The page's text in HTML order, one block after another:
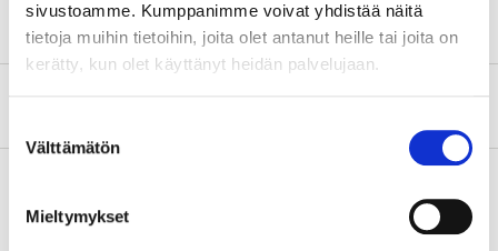
sivustoamme. Kumppanimme voivat yhdistää näitä
tietoja muihin tietoihin, joita olet antanut heille tai joita on
kerätty, kun olet käyttänyt heidän palvelujaan.
valinta
Välttämätön
Mieltymykset
Safety instructions and other information